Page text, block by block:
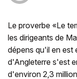
Le proverbe «Le
les dirigeants de
dépens qu'il en est
d'Angleterre s'est
d'environ 2,3